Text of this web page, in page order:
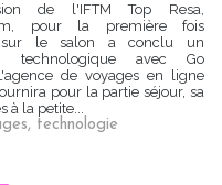
de l'IFTM Top Resa,
pour la première fois
sur le salon a conclu un
technologique avec Go
de voyages en ligne
pour la partie séjour, sa
à la petite...
, technologie